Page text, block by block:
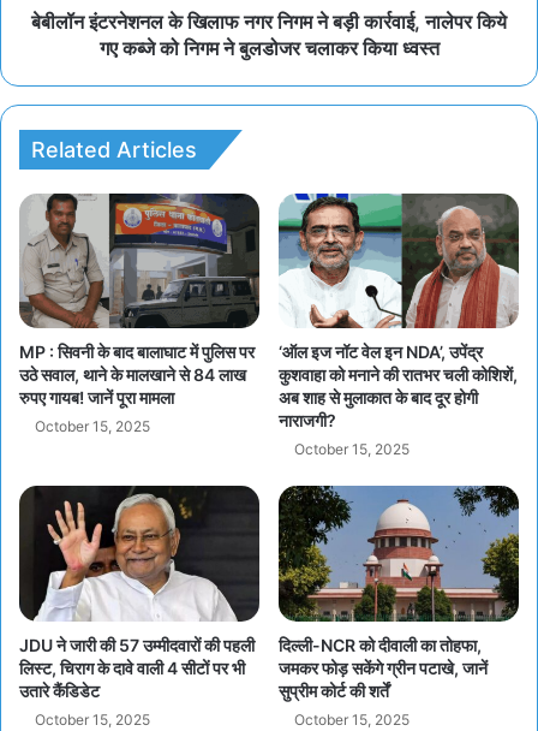
बेबीलॉन इंटरनेशनल के खिलाफ नगर निगम ने बड़ी कार्रवाई, नालेपर किये
गए कब्जे को निगम ने बुलडोजर चलाकर किया ध्वस्त
Related Articles
MP : सिवनी के बाद बालाघाट में पुलिस पर
उठे सवाल, थाने के मालखाने से 84 लाख
रुपए गायब! जानें पूरा मामला
October 15, 2025
‘ऑल इज नॉट वेल इन NDA’, उपेंद्र
कुशवाहा को मनाने की रातभर चली कोशिशें,
अब शाह से मुलाकात के बाद दूर होगी
नाराजगी?
October 15, 2025
JDU ने जारी की 57 उम्मीदवारों की पहली
लिस्ट, चिराग के दावे वाली 4 सीटों पर भी
उतारे कैंडिडेट
October 15, 2025
दिल्ली-NCR को दीवाली का तोहफा,
जमकर फोड़ सकेंगे ग्रीन पटाखे, जानें
सुप्रीम कोर्ट की शर्तें
October 15, 2025